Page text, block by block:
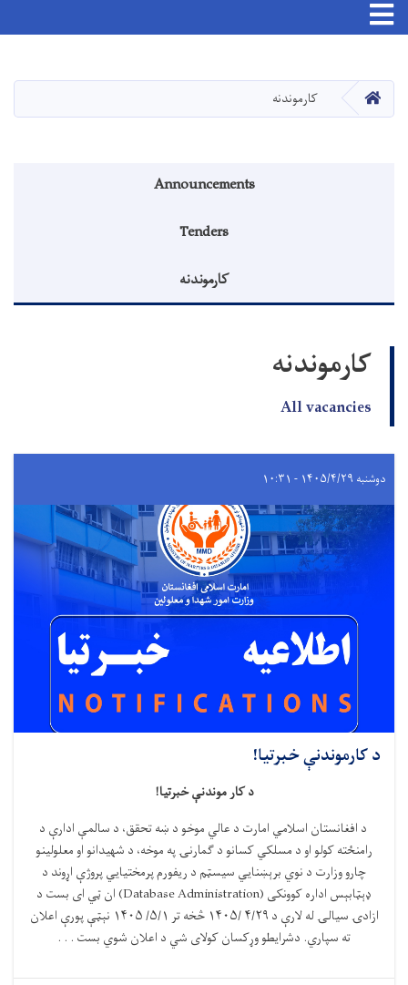
Toggle navigation
کور کارموندنه
Announcements
Tenders
کارموندنه
کارموندنه
All vacancies
دوشنبه ۱۴۰۵/۴/۲۹ - ۱۰:۳۱
د کارموندنې خبرتیا!
د کار موندنې خبرتیا!
د افغانستان اسلامي امارت د عالي موخو د ښه تحقق، د سالمې ادارې د
رامنځته کولو او د مسلکي کسانو د ګمارنۍ په موخه، د شهیدانو او معلولینو
چارو وزارت د نوي برېښنایي سیسټم د ریفورم پرمختیایي پروژې اړوند د
ډېټابېس اداره کوونکی (Database Administration)ان ټي ای بست د
ازادۍ سیالۍ له لارې د ۴/۲۹
/۱۴۰۵ څخه تر ۵/۱/ ۱۴۰۵
نېټې پورې اعلان
ته سپاريد . شرایطو وړکسان کولای شي د اعلان شوي بست . . .